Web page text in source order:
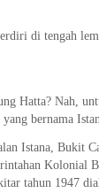
di tengah
Hatta? Nah,
bernama
Istana, Bukit
Kolonial
tahun 1947